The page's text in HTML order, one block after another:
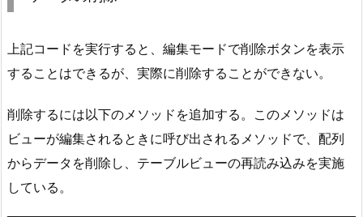
上記コードを実行すると、編集モードで削除ボタンを表示
することはできるが、実際に削除することができない。
削除するには以下のメソッドを追加する。このメソッドは
ビューが編集されるときに呼び出されるメソッドで、配列
からデータを削除し、テーブルビューの再読み込みを実施
している。